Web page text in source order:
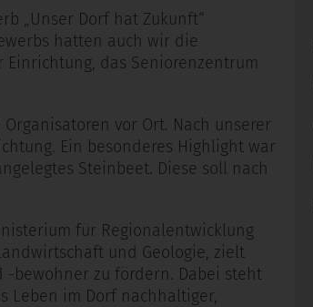
„Unser Dorf hat Zukunft“
hatten auch wir die
das Seniorenzentrum
vor Ort. Nach unserer
Ein besonderes Highlight war
Steinbeet. Diese soll nach
für Regionalentwicklung
und Geologie, zielt
bewohner zu fördern. Dabei steht
Leben im Dorf nachhaltiger,